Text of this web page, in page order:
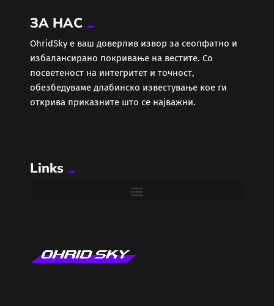
Еротика
Забава
Здравје
Колумни
Лајфстајл
ЗА НАС
ОhridSky е ваш доверлив извор за сеопфатно и
избалансирано покривање на вестите. Со
посветеност на интегритет и точност,
обезбедуваме длабинско известување кое ги
открива приказните што се најважни.
Links